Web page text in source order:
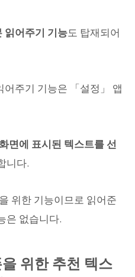
읽어주기 기능도 탑재되어
주기 기능은 「설정」 앱
면에 표시된 텍스트를 선
니다.
위한 기능이므로 읽어준
은 없습니다.
위한 추천 텍스